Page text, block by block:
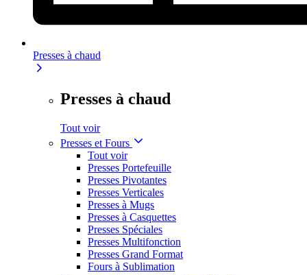
Presses à chaud
Presses à chaud
Tout voir
Presses et Fours
Tout voir
Presses Portefeuille
Presses Pivotantes
Presses Verticales
Presses à Mugs
Presses à Casquettes
Presses Spéciales
Presses Multifonction
Presses Grand Format
Fours à Sublimation